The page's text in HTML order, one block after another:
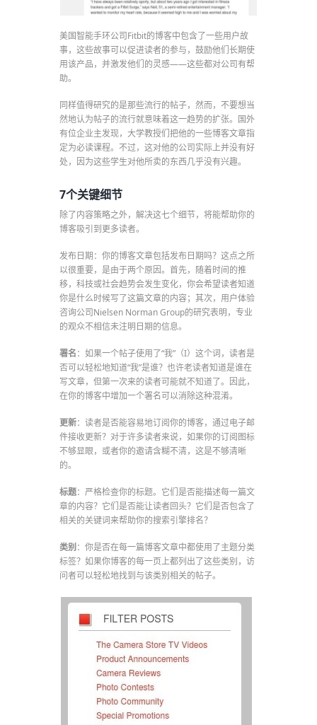
美国智能手环公司Fitbit的博客中包含了一些用户故
事，这些故事可以促进读者的参与，鼓励他们长期使
用该产品，并激发他们的灵感——这些都对公司有帮
助。
同样值得研究的是那些流行的帖子，然而，不要想当
然地认为帖子的流行就意味着这一趋势的扩张。国外
有位企业主发现，大学教授们把他的一些博客文章指
定为必读课程。不过，这对他的公司实际上并没有好
处，因为这些学生对他所卖的东西几乎没有兴趣。
7个关键细节
除了内容策略之外，解决这七个细节，将能帮助你的
博客吸引到更多读者。
发布日期：你的博客文章包括发布日期吗？这点之所
以很重要，是由于两个原因。首先，随着时间的推
移，科技或社会趋势会发生变化，你会希望读者知道
你是什么时候写了这篇文章的内容；其次，用户体验
咨询公司Nielsen Norman Group的研究表明，专业
的观众不相信未注明日期的信息。
署名：如果一个帖子使用了“我”（I）这个词，读者是
否可以轻松地知道“我”是谁？也许老读者知道是谁在
写文章，但第一次来的读者可能就不知道了。因此，
在你的博客中增加一个署名可以消除这种混淆。
更新：读者是否能容易地订阅你的博客，通过电子邮
件接收更新？对于许多读者来说，如果你的订阅图标
不够显眼，或者你的邀请含糊不清，这是不够清晰
的。
标题：严格检查你的标题。它们是否能描述每一篇文
章的内容？它们是否能让读者回头？它们是否包含了
相关的关键词来帮助你的搜索引擎排名？
类别 ：你是否在每一篇博客文章中都使用了主题分类
标签？如果你博客的每一页上都列出了这些类别，访
问者可以轻松地找到与该类别相关的帖子。